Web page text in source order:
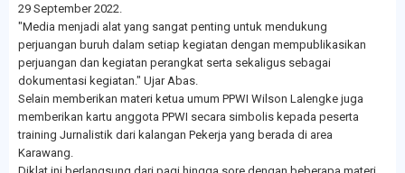
29 September 2022.
"Media menjadi alat yang sangat penting untuk mendukung
perjuangan buruh dalam setiap kegiatan dengan mempublikasikan
perjuangan dan kegiatan perangkat serta sekaligus sebagai
dokumentasi kegiatan." Ujar Abas.
Selain memberikan materi ketua umum PPWI Wilson Lalengke juga
memberikan kartu anggota PPWI secara simbolis kepada peserta
training Jurnalistik dari kalangan Pekerja yang berada di area
Karawang.